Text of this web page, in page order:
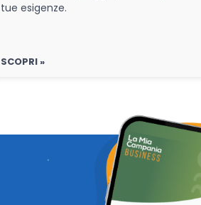
tue esigenze.
SCOPRI »